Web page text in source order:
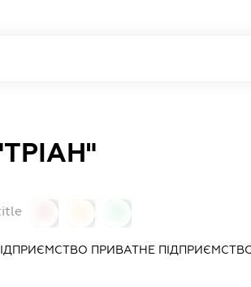
ПРИВАТНЕ